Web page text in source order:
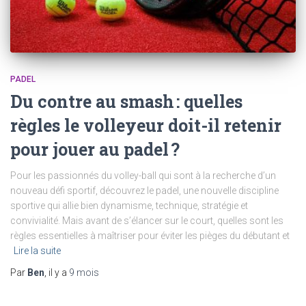
PADEL
Du contre au smash : quelles
règles le volleyeur doit-il retenir
pour jouer au padel ?
Pour les passionnés du volley-ball qui sont à la recherche d’un
nouveau défi sportif, découvrez le padel, une nouvelle discipline
sportive qui allie bien dynamisme, technique, stratégie et
convivialité. Mais avant de s’élancer sur le court, quelles sont les
règles essentielles à maîtriser pour éviter les pièges du débutant et
Lire la suite
Par Ben , il y a 9 mois